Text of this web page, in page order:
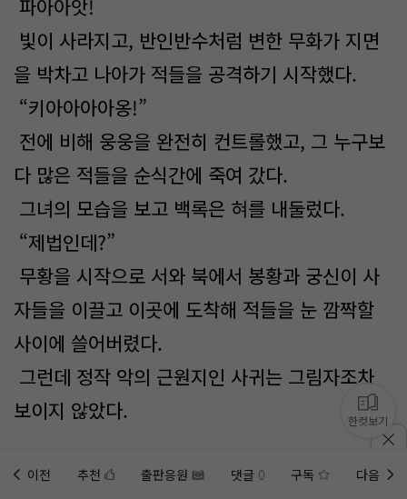
파아아앗!
빛이 사라지고, 반인반수처럼 변한 무화가 지면
을 박차고 나아가 적들을 공격하기 시작했다.
“키아아아아옹!”
전에 비해 웅웅을 완전히 컨트롤했고, 그 누구보
다 많은 적들을 순식간에 죽여 갔다.
그녀의 모습을 보고 백록은 혀를 내둘렀다.
“제법인데?”
무황을 시작으로 서와 북에서 봉황과 궁신이 사
자들을 이끌고 이곳에 도착해 적들을 눈 깜짝할
사이에 쓸어버렸다.
그런데 정작 악의 근원지인 사귀는 그림자조차
보이지 않았다.
이전 추천 출판응원 댓글 0 구독 다음
한컷보기
홈에미노벨 웹추가하기 미노벨 앱설치하기